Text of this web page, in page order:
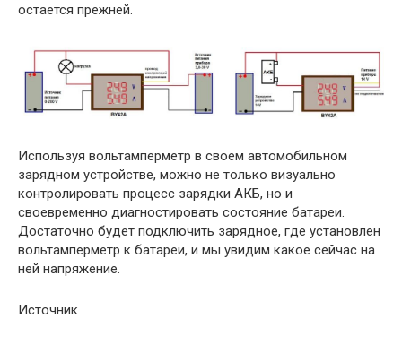
остается прежней.
Используя вольтамперметр в своем автомобильном
зарядном устройстве, можно не только визуально
контролировать процесс зарядки АКБ, но и
своевременно диагностировать состояние батареи.
Достаточно будет подключить зарядное, где установлен
вольтамперметр к батареи, и мы увидим какое сейчас на
ней напряжение.
Источник